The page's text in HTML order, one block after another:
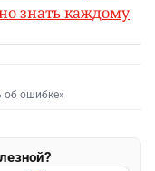
знать каждому
об ошибке»